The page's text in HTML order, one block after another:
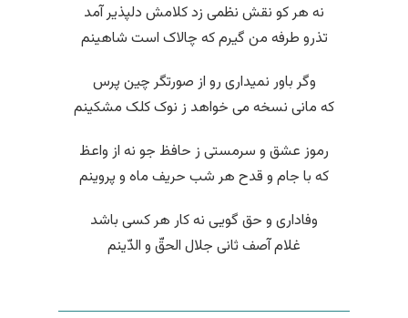
نه هر کو نقش نظمی زد کلامش دلپذیر آمد
تذرو طرفه من گیرم که چالاک است شاهینم
وگر باور نمیداری رو از صورتگر چین پرس
که مانی نسخه می خواهد ز نوک کلک مشکینم
رموز عشق و سرمستی ز حافظ جو نه از واعظ
که با جام و قدح هر شب حریف ماه و پروینم
وفاداری و حق گویی نه کار هر کسی باشد
غلام آصف ثانی جلال الحقّ و الدّینم